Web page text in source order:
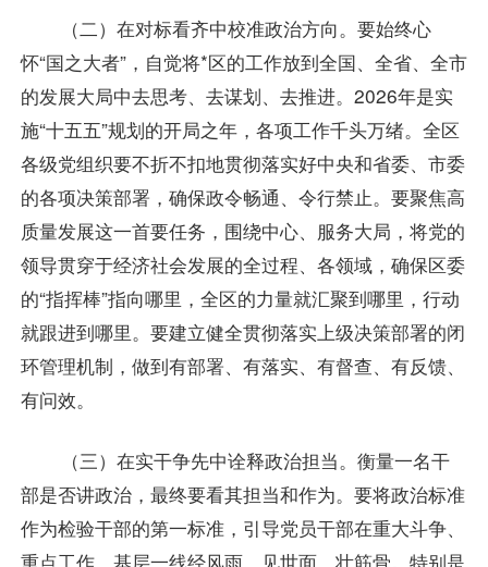
（二）在对标看齐中校准政治方向。要始终心
怀“国之大者”，自觉将*区的工作放到全国、全省、全市
的发展大局中去思考、去谋划、去推进。2026年是实
施“十五五”规划的开局之年，各项工作千头万绪。全区
各级党组织要不折不扣地贯彻落实好中央和省委、市委
的各项决策部署，确保政令畅通、令行禁止。要聚焦高
质量发展这一首要任务，围绕中心、服务大局，将党的
领导贯穿于经济社会发展的全过程、各领域，确保区委
的“指挥棒”指向哪里，全区的力量就汇聚到哪里，行动
就跟进到哪里。要建立健全贯彻落实上级决策部署的闭
环管理机制，做到有部署、有落实、有督查、有反馈、
有问效。
（三）在实干争先中诠释政治担当。衡量一名干
部是否讲政治，最终要看其担当和作为。要将政治标准
作为检验干部的第一标准，引导党员干部在重大斗争、
重点工作、基层一线经风雨、见世面、壮筋骨。特别是